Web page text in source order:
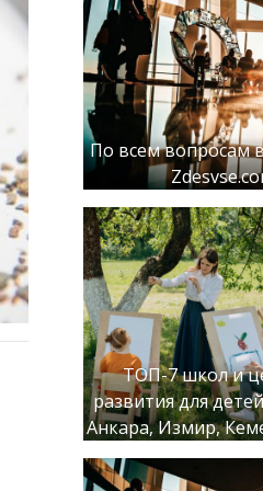
По всем вопросам
ТОП-7 школ и
развития для
Анкара, Измир,